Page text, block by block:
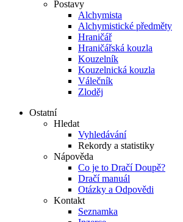
Postavy
Alchymista
Alchymistické předměty
Hraničář
Hraničářská kouzla
Kouzelník
Kouzelnická kouzla
Válečník
Zloděj
Ostatní
Hledat
Vyhledávání
Rekordy a statistiky
Nápověda
Co je to Dračí Doupě?
Dračí manuál
Otázky a Odpovědi
Kontakt
Seznamka